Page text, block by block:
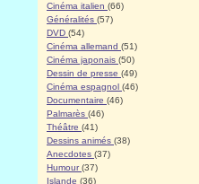
Cinéma italien (66)
Généralités (57)
DVD (54)
Cinéma allemand (51)
Cinéma japonais (50)
Dessin de presse (49)
Cinéma espagnol (46)
Documentaire (46)
Palmarès (46)
Théâtre (41)
Dessins animés (38)
Anecdotes (37)
Humour(37)
Islande (36)